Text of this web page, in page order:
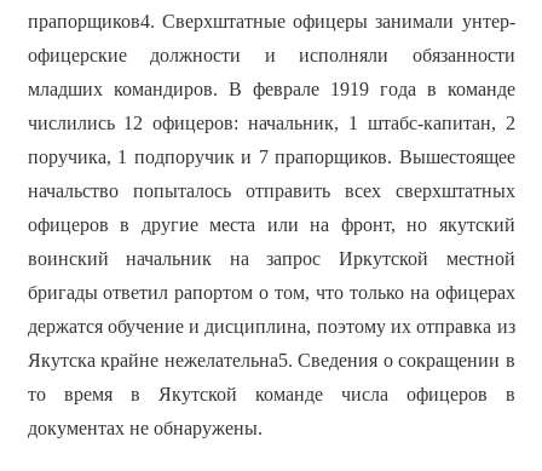
прапорщиков4. Сверхштатные офицеры занимали унтер-
офицерские должности и исполняли обязанности
младших командиров. В феврале 1919 года в команде
числились 12 офицеров: начальник, 1 штабс-капитан, 2
поручика, 1 подпоручик и 7 прапорщиков. Вышестоящее
начальство попыталось отправить всех сверхштатных
офицеров в другие места или на фронт, но якутский
воинский начальник на запрос Иркутской местной
бригады ответил рапортом о том, что только на офицерах
держатся обучение и дисциплина, поэтому их отправка из
Якутска крайне нежелательна5. Сведения о сокращении в
то время в Якутской команде числа офицеров в
документах не обнаружены.